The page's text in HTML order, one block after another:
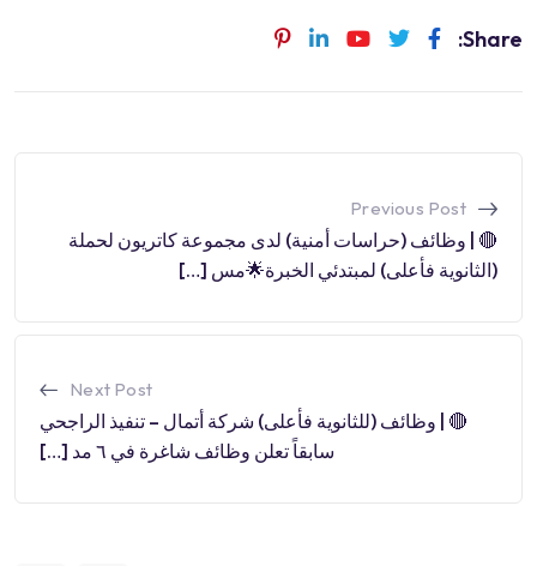
Share:
Previous Post
🔴 | وظائف (حراسات أمنية) لدى مجموعة كاتريون لحملة
(الثانوية فأعلى) لمبتدئي الخبرة🌟مس […]
Next Post
🔴 | وظائف (للثانوية فأعلى) شركة أتمال – تنفيذ الراجحي
سابقاً تعلن وظائف شاغرة في ٦ مد […]